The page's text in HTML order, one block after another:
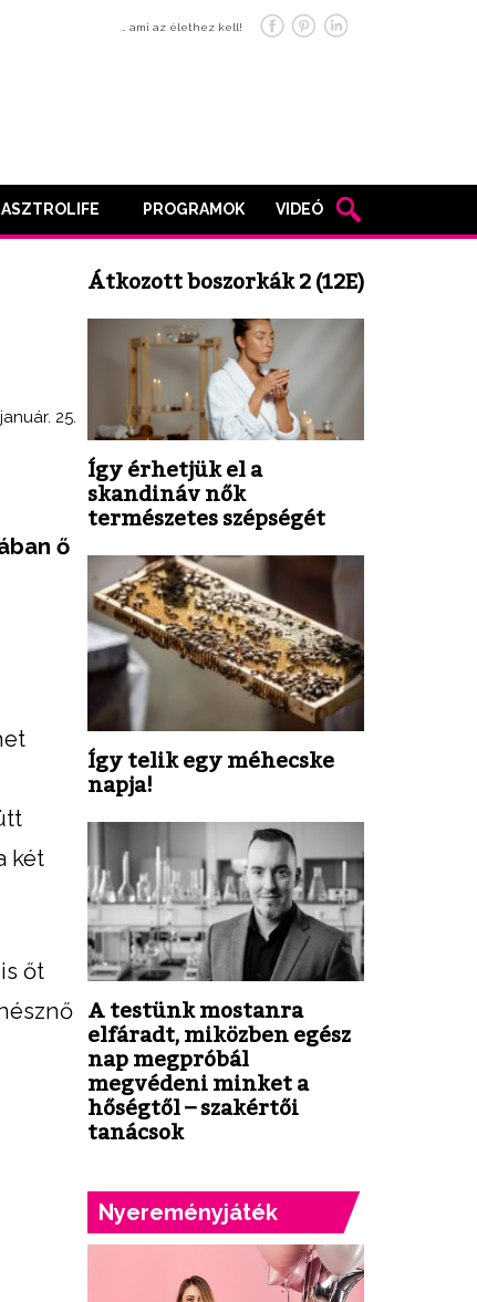
… ami az élethez kell!
PROGRAMOK VIDEÓ
25.
ő
két
őt
Átkozott boszorkák 2 (12E)
Így érhetjük el a
skandináv nők
természetes szépségét
Így telik egy méhecske
napja!
A testünk mostanra
elfáradt, miközben egész
nap megpróbál
megvédeni minket a
hőségtől – szakértői
tanácsok
Nyereményjáték